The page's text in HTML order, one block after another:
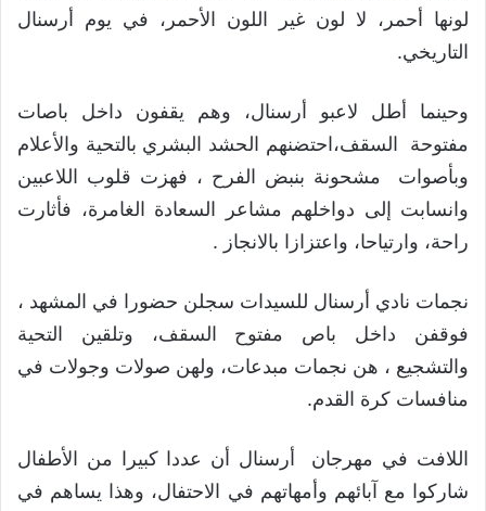
لونها أحمر، لا لون غير اللون الأحمر، في يوم أرسنال
التاريخي.
وحينما أطل لاعبو أرسنال، وهم يقفون داخل باصات
مفتوحة السقف،احتضنهم الحشد البشري بالتحية والأعلام
وبأصوات مشحونة بنبض الفرح ، فهزت قلوب اللاعبين
وانسابت إلى دواخلهم مشاعر السعادة الغامرة، فأثارت
راحة، وارتياحا، واعتزازا بالانجاز .
نجمات نادي أرسنال للسيدات سجلن حضورا في المشهد ،
فوقفن داخل باص مفتوح السقف، وتلقين التحية
والتشجيع ، هن نجمات مبدعات، ولهن صولات وجولات في
منافسات كرة القدم.
اللافت في مهرجان أرسنال أن عددا كبيرا من الأطفال
شاركوا مع آبائهم وأمهاتهم في الاحتفال، وهذا يساهم في